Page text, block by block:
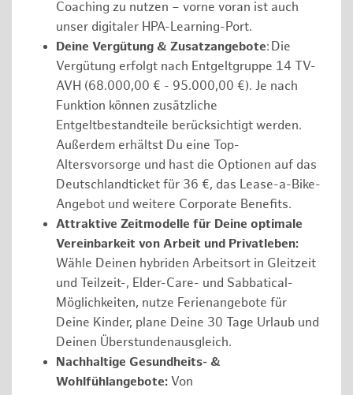
Coaching zu nutzen – vorne voran ist auch
unser digitaler HPA-Learning-Port.
Deine Vergütung & Zusatzangebote: Die
Vergütung erfolgt nach Entgeltgruppe 14 TV-
AVH (68.000,00 € - 95.000,00 €). Je nach
Funktion können zusätzliche
Entgeltbestandteile berücksichtigt werden.
Außerdem erhältst Du eine Top-
Altersvorsorge und hast die Optionen auf das
Deutschlandticket für 36 €, das Lease-a-Bike-
Angebot und weitere Corporate Benefits.
Attraktive Zeitmodelle für Deine optimale
Vereinbarkeit von Arbeit und Privatleben:
Wähle Deinen hybriden Arbeitsort in Gleitzeit
und Teilzeit-, Elder-Care- und Sabbatical-
Möglichkeiten, nutze Ferienangebote für
Deine Kinder, plane Deine 30 Tage Urlaub und
Deinen Überstundenausgleich.
Nachhaltige Gesundheits- &
Wohlfühlangebote: Von